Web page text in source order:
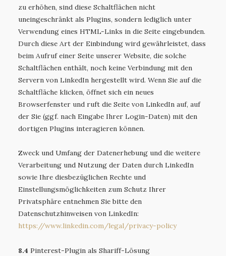
zu erhöhen, sind diese Schaltflächen nicht
uneingeschränkt als Plugins, sondern lediglich unter
Verwendung eines HTML-Links in die Seite eingebunden.
Durch diese Art der Einbindung wird gewährleistet, dass
beim Aufruf einer Seite unserer Website, die solche
Schaltflächen enthält, noch keine Verbindung mit den
Servern von LinkedIn hergestellt wird. Wenn Sie auf die
Schaltfläche klicken, öffnet sich ein neues
Browserfenster und ruft die Seite von LinkedIn auf, auf
der Sie (ggf. nach Eingabe Ihrer Login-Daten) mit den
dortigen Plugins interagieren können.
Zweck und Umfang der Datenerhebung und die weitere
Verarbeitung und Nutzung der Daten durch LinkedIn
sowie Ihre diesbezüglichen Rechte und
Einstellungsmöglichkeiten zum Schutz Ihrer
Privatsphäre entnehmen Sie bitte den
Datenschutzhinweisen von LinkedIn:
https://www.linkedin.com/legal/privacy-policy
8.4 Pinterest-Plugin als Shariff-Lösung